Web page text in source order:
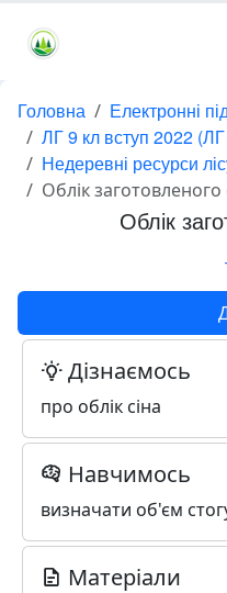
Головна
Електронні
ЛГ 9 кл вступ 2022
Недеревні ресурси
Облік заготовленого
Облік
Дізнаємось
про облік сіна
Навчимось
визначати об'єм
Матеріали